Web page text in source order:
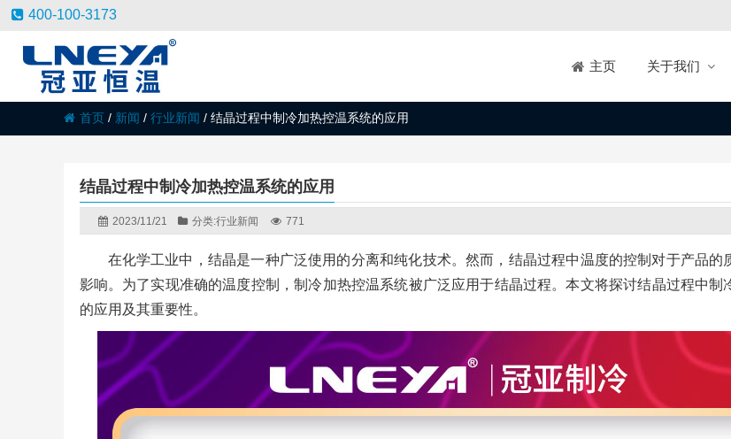
400-100-3173
主页 关于我们
首页 / 新闻 / 行业新闻 / 结晶过程中制冷加热控温系统的应用
结晶过程中制冷加热控温系统的应用
2023/11/21 分类:行业新闻 771
在化学工业中，结晶是一种广泛使用的分离和纯化技术。然而，结晶过程中温度的控制对于产品的
影响。为了实现准确的温度控制，制冷加热控温系统被广泛应用于结晶过程。本文将探讨结晶过程中制
的应用及其重要性。